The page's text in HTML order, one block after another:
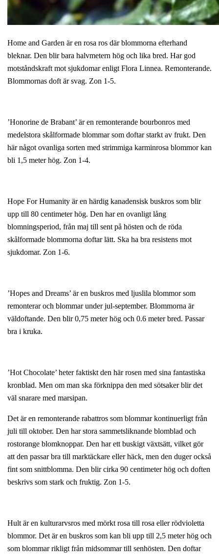
Home and Garden är en rosa ros där blommorna efterhand
bleknar. Den blir bara halvmetern hög och lika bred. Har god
motståndskraft mot sjukdomar enligt Flora Linnea. Remonterande.
Blommornas doft är svag. Zon 1-5.
’Honorine de Brabant’ är en remonterande bourbonros med
medelstora skålformade blommar som doftar starkt av frukt. Den
här något ovanliga sorten med strimmiga karminrosa blommor kan
bli 1,5 meter hög. Zon 1-4.
Hope For Humanity är en härdig kanadensisk buskros som blir
upp till 80 centimeter hög. Den har en ovanligt lång
blomningsperiod, från maj till sent på hösten och de röda
skålformade blommorna doftar lätt. Ska ha bra resistens mot
sjukdomar. Zon 1-6.
’Hopes and Dreams’ är en buskros med ljuslila blommor som
remonterar och blommar under jul-september. Blommorna är
väldoftande. Den blir 0,75 meter hög och 0.6 meter bred. Passar
bra i kruka.
’Hot Chocolate’ heter faktiskt den här rosen med sina fantastiska
kronblad. Men om man ska förknippa den med sötsaker blir det
väl snarare med marsipan.
Det är en remonterande rabattros som blommar kontinuerligt från
juli till oktober. Den har stora sammetsliknande blomblad och
rostorange blomknoppar. Den har ett buskigt växtsätt, vilket gör
att den passar bra till marktäckare eller häck, men den duger också
fint som snittblomma. Den blir cirka 90 centimeter hög och doften
beskrivs som stark och fruktig. Zon 1-5.
Hult är en kulturarvsros med mörkt rosa till rosa eller rödvioletta
blommor. Det är en buskros som kan bli upp till 2,5 meter hög och
som blommar rikligt från midsommar till senhösten. Den doftar